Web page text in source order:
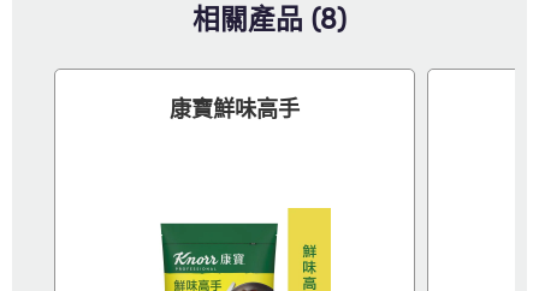
相關產品 (8)
康寶鮮味高手